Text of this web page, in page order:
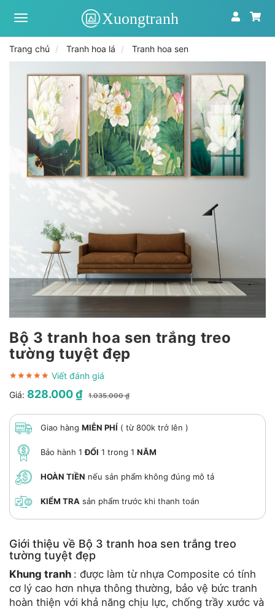
Xưởng
quốc
|
Tranh
treo
tường
theo
yêu
cầu
Trang chủ Tranh hoa lá Tranh hoa sen
Bộ 3 tranh hoa sen trắng treo
tường tuyệt đẹp
★★★★★
★★★★★
★★★★★ Viết đánh giá
Giá: 828.000 ₫ 1.035.000 ₫
Giao hàng MIỄN PHÍ ( từ 800k trở lên )
Bảo hành 1ĐỔI 1 trong 1 NĂM
HOÀN TIỀN nếu sản phẩm không đúng mô tả
KIỂM TRA sản phẩm trước khi thanh toán
Giới thiệu về Bộ 3 tranh hoa sen trắng treo
tường tuyệt đẹp
Khung tranh : được làm từ nhựa Composite có tính
cơ lý cao hơn nhựa thông thường, bảo vệ bức tranh
hoàn thiện với khả năng chịu lực, chống trầy xước và